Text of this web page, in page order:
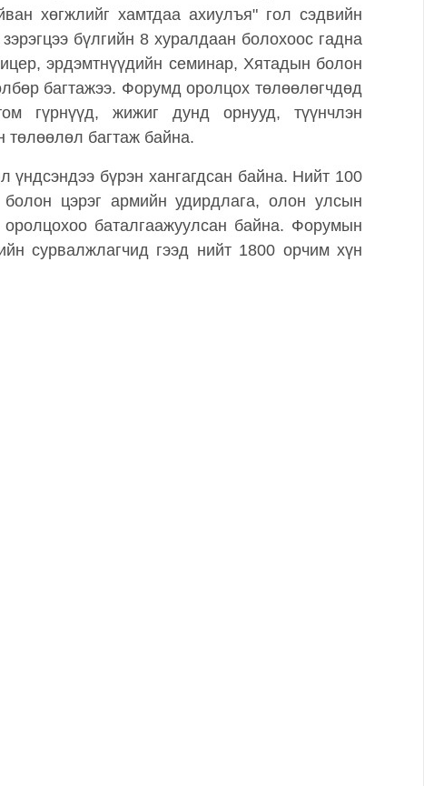
хөгжлийг хамтдаа ахиулъя" гол сэдвийн
бүлгийн 8 хуралдаан болохоос гадна
эрдэмтнүүдийн семинар, Хятадын болон
багтажээ. Форумд оролцох төлөөлөгчдөд
гүрнүүд, жижиг дунд орнууд, түүнчлэн
төлөөлөл багтаж байна.
бүрэн хангагдсан байна. Нийт 100
цэрэг армийн удирдлага, олон улсын
баталгаажуулсан байна. Форумын
сурвалжлагчид гээд нийт 1800 орчим хүн